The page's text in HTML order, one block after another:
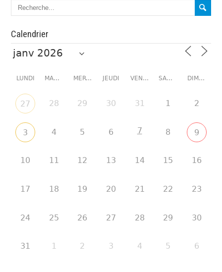
Calendrier
LUNDI MARDI MERCREDI JEUDI VENDREDI SAMEDI DIMANCHE
27 28 29 30 31 1 2
3 4 5 6 7 8 9
10 11 12 13 14 15 16
17 18 19 20 21 22 23
24 25 26 27 28 29 30
31 1 2 3 4 5 6